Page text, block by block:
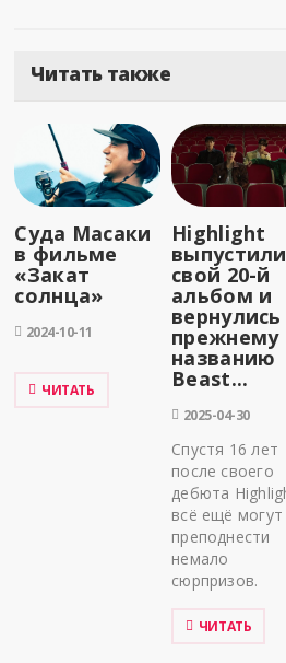
Читать также
Суда Масаки
в фильме
«Закат
солнца»
2024-10-11
ЧИТАТЬ
Highlight
выпустили
свой 20-й
альбом и
вернулись
прежнему
названию
Beast...
2025-04-30
Спустя 16 лет
после своего
дебюта
всё ещё могут
преподнести
немало
сюрпризов.
ЧИТАТЬ